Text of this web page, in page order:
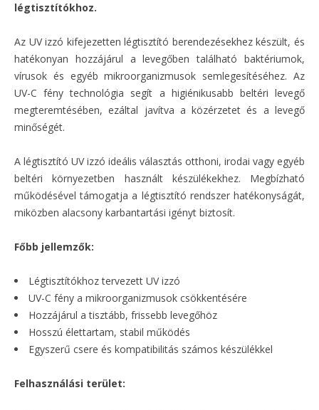
légtisztítókhoz.
Az UV izzó kifejezetten légtisztító berendezésekhez készült, és
hatékonyan hozzájárul a levegőben található baktériumok,
vírusok és egyéb mikroorganizmusok semlegesítéséhez. Az
UV-C fény technológia segít a higiénikusabb beltéri levegő
megteremtésében, ezáltal javítva a közérzetet és a levegő
minőségét.
A légtisztító UV izzó ideális választás otthoni, irodai vagy egyéb
beltéri környezetben használt készülékekhez. Megbízható
működésével támogatja a légtisztító rendszer hatékonyságát,
miközben alacsony karbantartási igényt biztosít.
Főbb jellemzők:
Légtisztítókhoz tervezett UV izzó
UV-C fény a mikroorganizmusok csökkentésére
Hozzájárul a tisztább, frissebb levegőhöz
Hosszú élettartam, stabil működés
Egyszerű csere és kompatibilitás számos készülékkel
Felhasználási terület: